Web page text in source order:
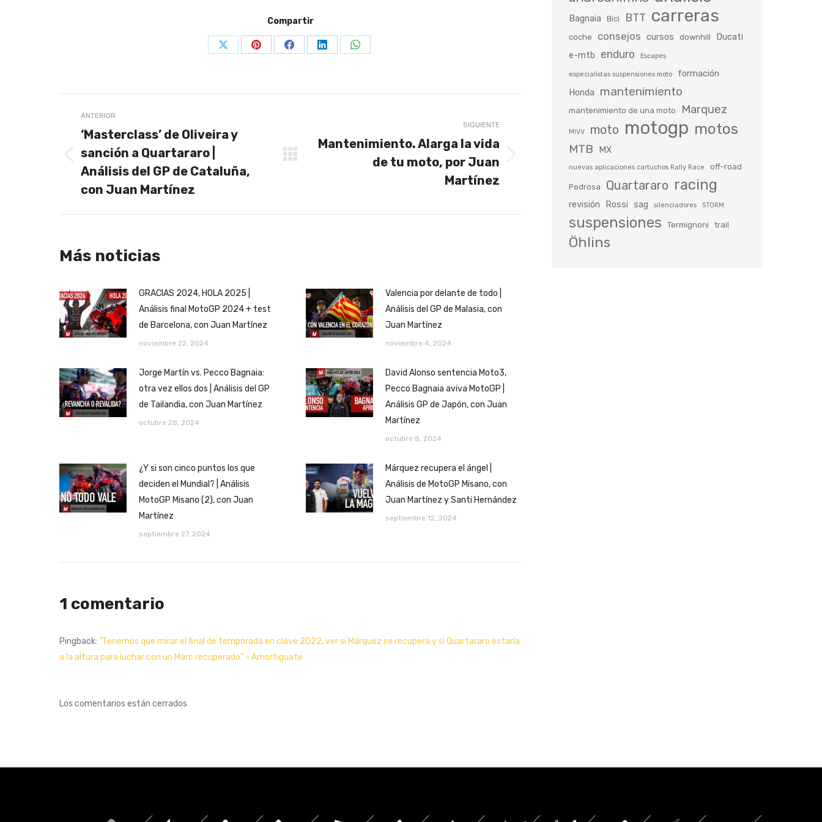
Compartir
Share Share Share Share Share
entre
publicaciones
ANTERIOR
anterior:
‘Masterclass’ de Oliveira y
sanción a Quartararo |
Análisis del GP de Cataluña,
con Juan Martínez
SIGUIENTE
Mantenimiento. Alarga la vida
de tu moto, por Juan
Martínez
Más noticias
GRACIAS 2024, HOLA 2025 |
Análisis final MotoGP 2024 + test
de Barcelona, con Juan Martínez
noviembre 22, 2024
Valencia por delante de todo |
Análisis del GP de Malasia, con
Juan Martínez
noviembre 4, 2024
Jorge Martín vs. Pecco Bagnaia:
otra vez ellos dos | Análisis del GP
de Tailandia, con Juan Martínez
octubre 28, 2024
David Alonso sentencia Moto3,
Pecco Bagnaia aviva MotoGP |
Análisis GP de Japón, con Juan
Martínez
octubre 8, 2024
¿Y si son cinco puntos los que
deciden el Mundial? | Análisis
MotoGP Misano (2), con Juan
Martínez
septiembre 27, 2024
Márquez recupera el ángel |
Análisis de MotoGP Misano, con
Juan Martínez y Santi Hernández
septiembre 12, 2024
1 comentario
Pingback: "Tenemos que mirar el final de temporada en clave 2022, ver si Márquez se recupera y si Quartararo estaría
a la altura para luchar con un Marc recuperado" - Amortiguate
Los comentarios están cerrados
Bagnaia Bici BTT carreras
coche consejos cursos downhill
Ducati
e-mtb
enduro Escapes
especialistas suspensiones moto
formación
Honda
mantenimiento
mantenimiento de una moto Marquez
MIVV moto motogp motos
MTB MX
nuevas aplicaciones cartuchos Rally Race off-road
Pedrosa Quartararo racing
revisión Rossi sag silenciadores STORM
suspensiones Termignoni trail
Öhlins